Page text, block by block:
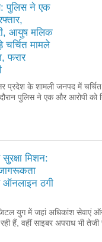
पुलिस ने एक
आयुष मलिक
मामले
फरार
प्रदेश के शामली जनपद में
पुलिस ने एक और आरोपी को
मिशन:
ऑनलाइन ठगी
युग में जहां अधिकांश सेवाएं
हैं, वहीं साइबर अपराध भी